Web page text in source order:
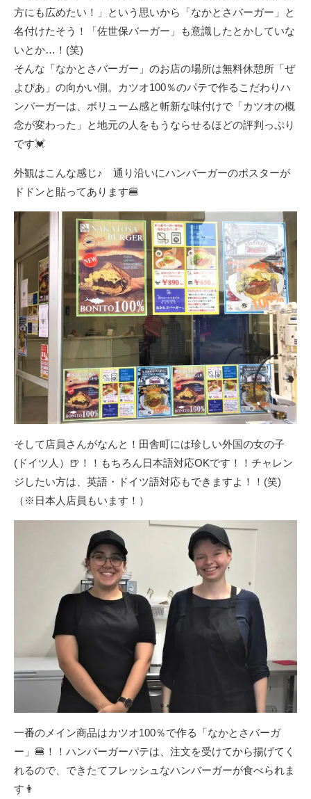
方にも広めたい！」という思いから「なかとさバーガー」と
名付けたそう！「佐世保バーガー」も意識したとかしていな
いとか…！(笑)
そんな「なかとさバーガー」のお店の場所は無料休憩所「ぜ
よぴあ」の向かい側。カツオ100％のパテで作るこだわりハ
ンバーガーは、ボリューム感と斬新な味付けで「カツオの概
念が変わった」と地元の人をもうならせるほどの評判っぷり
です💓
外観はこんな感じ♪ 通り沿いにハンバーガーのポスターが
ドドンと貼ってあります🍔
そして店員さんがなんと！田舎町には珍しい外国の女の子
(ドイツ人）🍺！！もちろん日本語対応OKです！！チャレン
ジしたい方は、英語・ドイツ語対応もできますよ！！(笑)
（※日本人店員もいます！）
一番のメイン商品はカツオ100％で作る「なかとさバーガ
ー」🍔！！ハンバーガーパテは、注文を受けてから揚げてく
れるので、できたてフレッシュなハンバーガーが食べられま
す👨